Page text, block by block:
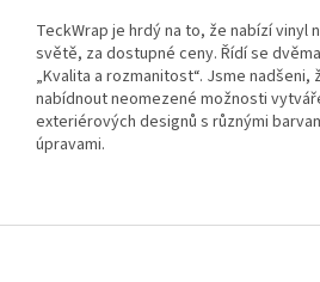
TeckWrap je hrdý na to, že nabízí vinyl
světě, za dostupné ceny. Řídí se
„Kvalita a rozmanitost“. Jsme nadšeni,
nabídnout neomezené možnosti
exteriérových designů s různými
úpravami.